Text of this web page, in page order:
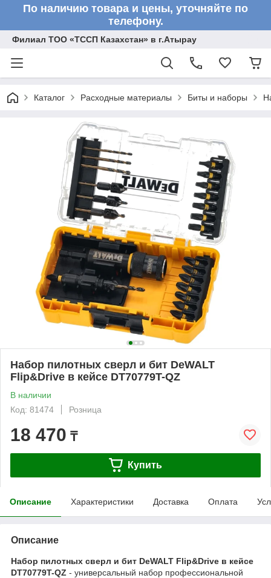
По наличию товара и цены, уточняйте по
телефону.
Филиал ТОО «ТССП Казахстан» в г.Атырау
Каталог Расходные материалы Биты и наборы
Набор пилотных сверл и бит DeWALT
Flip&Drive в кейсе DT70779T-QZ
В наличии
Код: 81474
Розница
18 470 ₸
Купить
Описание Характеристики Доставка Оплата
Описание
Набор пилотных сверл и бит DeWALT Flip&Drive в кейсе
DT70779T-QZ - универсальный набор профессиональной